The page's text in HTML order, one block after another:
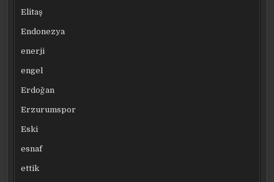
Elitaş
Endonezya
enerji
engel
Erdoğan
Erzurumspor
Eski
esnaf
ettik